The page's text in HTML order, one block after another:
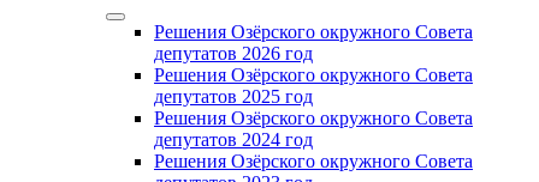
Решения Озёрского окружного Совета
депутатов 2026 год
Решения Озёрского окружного Совета
депутатов 2025 год
Решения Озёрского окружного Совета
депутатов 2024 год
Решения Озёрского окружного Совета